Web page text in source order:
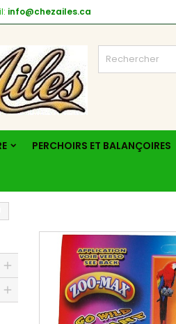
info@chezailes.ca
PERCHOIRS ET BALANÇOIRES